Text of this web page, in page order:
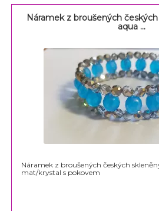
Náramek z broušených
aqua ...
Náramek z broušených českých
mat/krystal s pokovem